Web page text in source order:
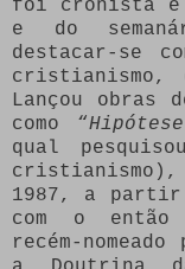
foi cronista
e do
destacar-se
cristianismo,
Lançou obras
como “
qual
1987, a partir
com o então
recém-